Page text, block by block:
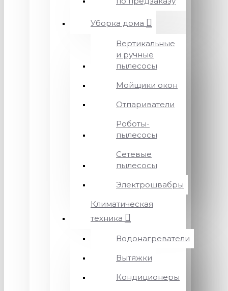
Уборка дома
Вертикальные
и ручные
пылесосы
Мойщики окон
Отпариватели
Роботы-
пылесосы
Сетевые
пылесосы
Электрошвабры
Климатическая
техника
Водонагреватели
Вытяжки
Кондиционеры